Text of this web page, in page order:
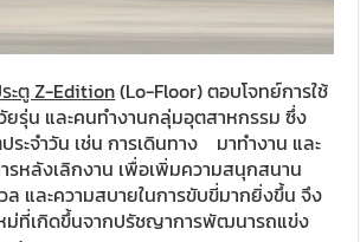
ะตู Z-Edition(Lo-Floor) ตอบโจทย์การใช้
รุ่น และคนทำงานกลุ่มอุตสาหกรรม ซึ่ง
ระจำวัน เช่น การเดินทาง มาทำงาน และ
รหลังเลิกงาน เพื่อเพิ่มความสนุกสนาน
ล และความสบายในการขับขี่มากยิ่งขึ้น จึง
ม่ที่เกิดขึ้นจากปรัชญาการพัฒนารถแข่ง